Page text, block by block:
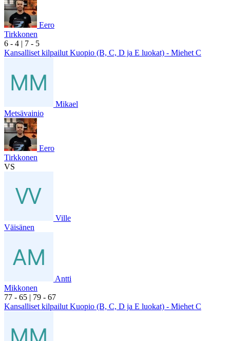
Eero
Tirkkonen
6 - 4 | 7 - 5
Kansalliset kilpailut Kuopio (B, C, D ja E luokat) - Miehet C
Mikael
Metsävainio
Eero
Tirkkonen
VS
Ville
Väisänen
Antti
Mikkonen
77 - 65 | 79 - 67
Kansalliset kilpailut Kuopio (B, C, D ja E luokat) - Miehet C